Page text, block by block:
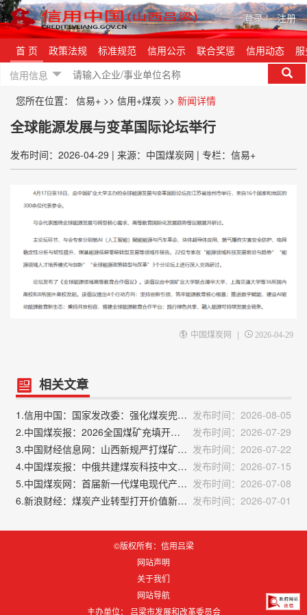
登录| 注册
首 页 政策法规 标准规范 信用公示 联合奖惩 信用动态
信用信息
您所在位置： 信易+ >> 信用+煤炭 >> 新闻详情
全球能源发展与变革国际论坛举行
发布时间：2026-04-29 | 来源：中国煤炭网 | 专栏：信易+
中国煤炭网 | 2026-04-29
相关文章
1.信用中国：国家发改委：强化煤炭兜底保障作用 加大油气增储上产力度 发布时间：2026-08-05
2.中国煤炭报：2026全国煤矿充填开采大会召开
发布时间：2026-07-29
3.中国财经信息网：山西新规严打煤矿超产 供给收缩煤炭龙头迎利好 发布时间：2026-07-22
4.中国煤炭报：中俄共建煤炭科技中文工坊 发布时间：2026-07-15
5.中国煤炭网：首届新一代煤电现代产业链融通发展共链行动大会在内蒙古召开 发布时间：2026-07-08
6.新浪财经：煤炭产业转型打开价值新空间 发布时间：2026-07-01
©版权所有：信用吕梁
网站声明
关于我们
网站导航
主办单位： 吕梁市发展和改革委员会